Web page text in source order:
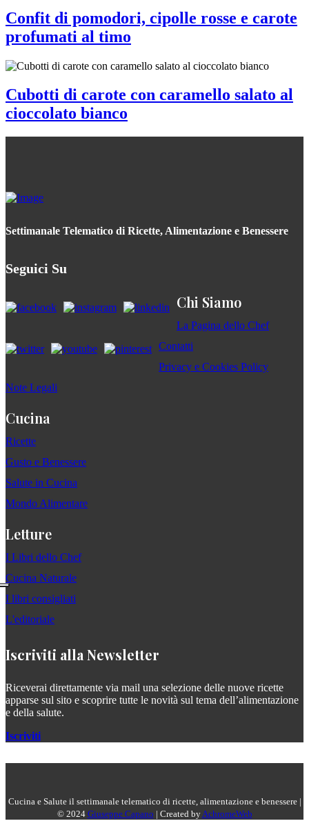
Confit di pomodori, cipolle rosse e carote
profumati al timo
Cubotti di carote con caramello salato al
cioccolato bianco
Settimanale Telematico di Ricette, Alimentazione e Benessere
Seguici Su
Chi Siamo
La Pagina dello Chef
Contatti
Privacy e Cookies Policy
Note Legali
Cucina
Ricette
Gusto e Benessere
Salute in Cucina
Mondo Alimentare
Letture
I Libri dello Chef
Cucina Naturale
I libri consigliati
L'editoriale
Iscriviti alla Newsletter
Riceverai direttamente via mail una selezione delle nuove ricette
apparse sul sito e scoprire tutte le novità sul tema dell’alimentazione
e della salute.
Iscriviti
Cucina e Salute il settimanale telematico di ricette, alimentazione e benessere |
© 2024 Giuseppe Capano | Created byAchromeWeb